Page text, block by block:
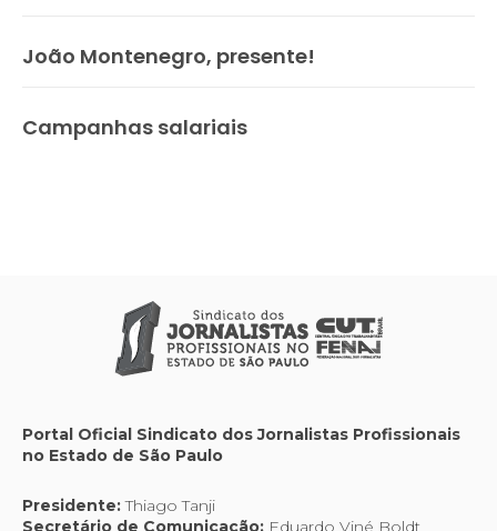
João Montenegro, presente!
Campanhas salariais
Portal Oficial Sindicato dos Jornalistas Profissionais
no Estado de São Paulo
Presidente:Thiago Tanji
Secretário de Comunicação: Eduardo Viné Boldt